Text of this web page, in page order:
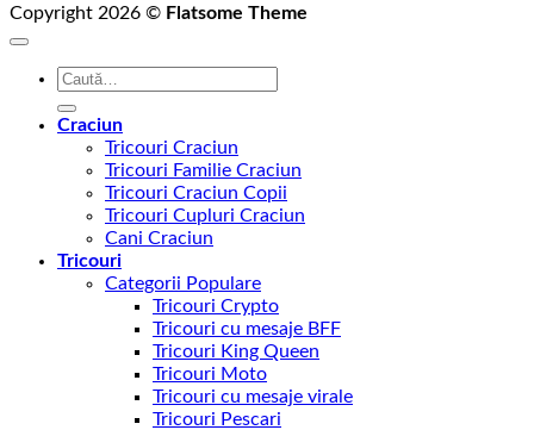
Copyright 2026 © Flatsome Theme
Caută
Craciun
Tricouri Craciun
Tricouri Familie Craciun
Tricouri Craciun Copii
Tricouri Cupluri Craciun
Cani Craciun
Tricouri
Categorii Populare
Tricouri Crypto
Tricouri cu mesaje BFF
Tricouri King Queen
Tricouri Moto
Tricouri cu mesaje virale
Tricouri Pescari